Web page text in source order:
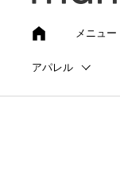
メニュー
アパレル